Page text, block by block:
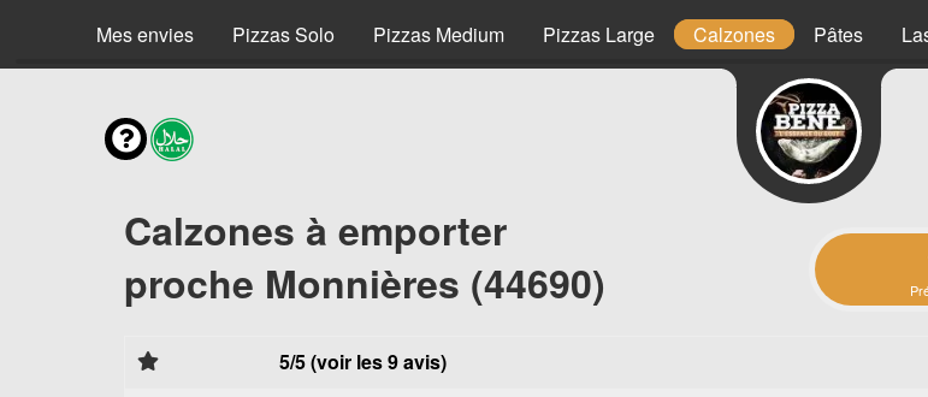
Mes envies Pizzas Solo Pizzas Medium Pizzas Large Calzones Pâtes
Calzones à emporter
proche Monnières (44690)
5/5 (voir les 9 avis)